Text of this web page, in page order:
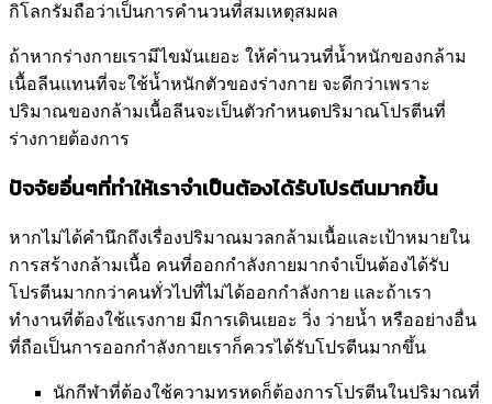
กิโลกรัมถือว่าเป็นการคำนวนที่สมเหตุสมผล
ถ้าหากร่างกายเรามีไขมันเยอะ ให้คำนวนที่น้ำหนักของกล้าม
เนื้อลีนแทนที่จะใช้น้ำหนักตัวของร่างกาย จะดีกว่าเพราะ
ปริมาณของกล้ามเนื้อลีนจะเป็นตัวกำหนดปริมาณโปรตีนที่
ร่างกายต้องการ
ปัจจัยอื่นๆที่ทำให้เราจำเป็นต้องได้รับโปรตีนมากขึ้น
หากไม่ได้คำนึกถึงเรื่องปริมาณมวลกล้ามเนื้อและเป้าหมายใน
การสร้างกล้ามเนื้อ คนที่ออกกำลังกายมากจำเป็นต้องได้รับ
โปรตีนมากกว่าคนทั่วไปที่ไม่ได้ออกกำลังกาย และถ้าเรา
ทำงานที่ต้องใช้แรงกาย มีการเดินเยอะ วิ่ง ว่ายน้ำ หรืออย่างอื่น
ที่ถือเป็นการออกกำลังกายเราก็ควรได้รับโปรตีนมากขึ้น
นักกีฬาที่ต้องใช้ความทรหดก็ต้องการโปรตีนในปริมาณที่